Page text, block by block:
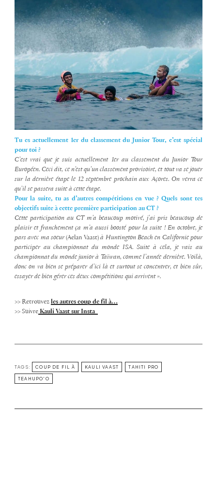
Tu es actuellement 1er du classement du Junior Tour, c’est spécial
pour toi ?
C’est vrai que je suis actuellement 1er au classement du Junior Tour
Européen. Ceci dit, ce n’est qu’un classement provisoire, et tout va se jouer
sur la dernière étape le 12 septembre prochain aux Açores. On verra ce
qu’il se passera suite à cette étape.
Pour la suite, tu as d’autres compétitions en vue ? Quels sont tes
objectifs suite à cette première participation au CT ?
Cette participation au CT m’a beaucoup motivé, j’ai pris beaucoup de
plaisir et franchement ça m’a aussi boosté pour la suite ! En octobre, je
pars avec ma soeur(Aelan Vaast)à Huntington Beach en Californie pour
participer au championnat du monde ISA. Suite à cela, je vais au
championnat du monde junior à Taïwan, comme l’année dernière. Voilà,
donc on va bien se préparer d’ici là et surtout se concentrer, et bien sûr,
essayer de bien gérer ces deux compétitions qui arrivent ».
>> Retrouvez les autres coup de fil à…
>> Suivre Kauli Vaast sur Insta
TAGS: COUP DE FIL À KAULI VAAST TAHITI PRO
TEAHUPO'O